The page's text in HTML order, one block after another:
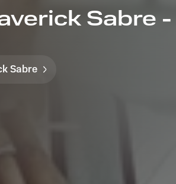
Sabre
Sabre